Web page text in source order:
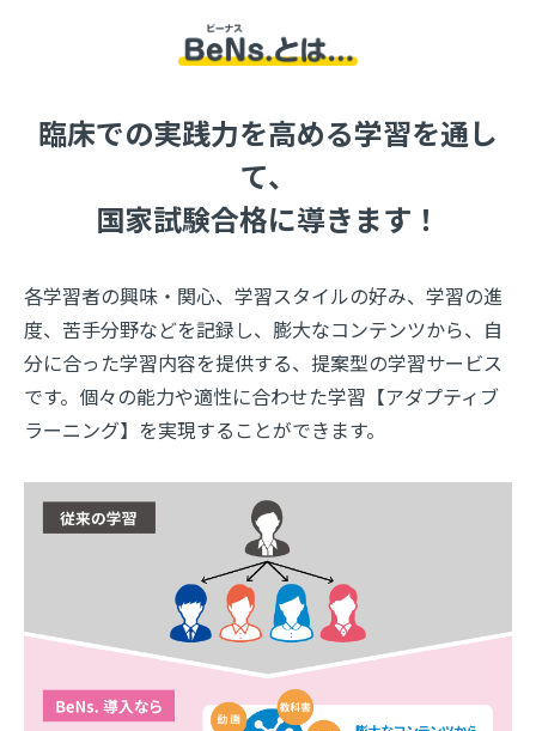
臨床での実践力を高める学習を通し
て、
国家試験合格に導きます！
各学習者の興味・関心、学習スタイルの好み、学習の進
度、苦手分野などを記録し、膨大なコンテンツから、自
分に合った学習内容を提供する、提案型の学習サービス
です。個々の能力や適性に合わせた学習【アダプティブ
ラーニング】を実現することができます。